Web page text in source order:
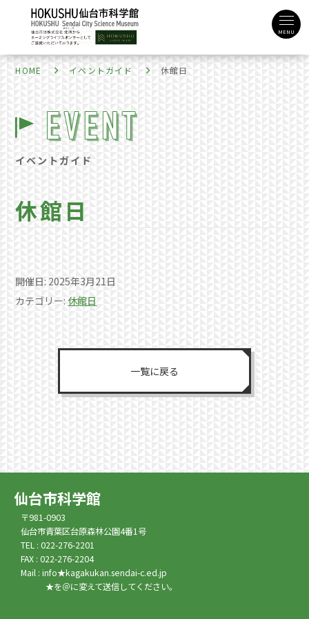
MENU
HOME イベントガイド 休館日
イベントガイド
休館日
開催日: 2025年3月21日
カテゴリー: 休館日
一覧に戻る
仙台市科学館
〒981-0903
仙台市青葉区台原森林公園4番1号
TEL : 022-276-2201
FAX : 022-276-2204
Mail : info★kagakukan.sendai-c.ed.jp
★を＠に変えて送信してください。